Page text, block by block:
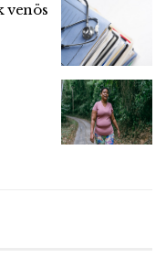
venös